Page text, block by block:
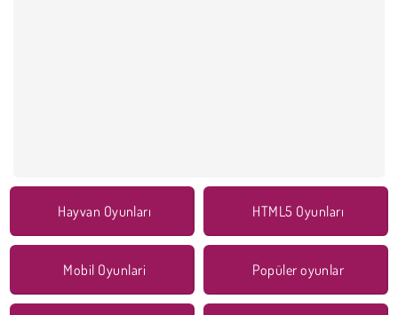
Hayvan Oyunları HTML5 Oyunları
Mobil Oyunlari Popüler oyunlar